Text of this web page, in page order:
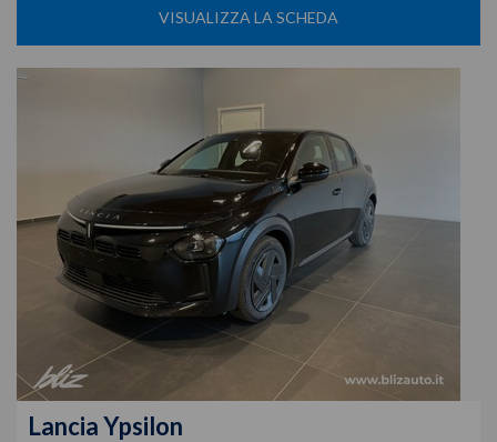
VISUALIZZA LA SCHEDA
LanciaYpsilon